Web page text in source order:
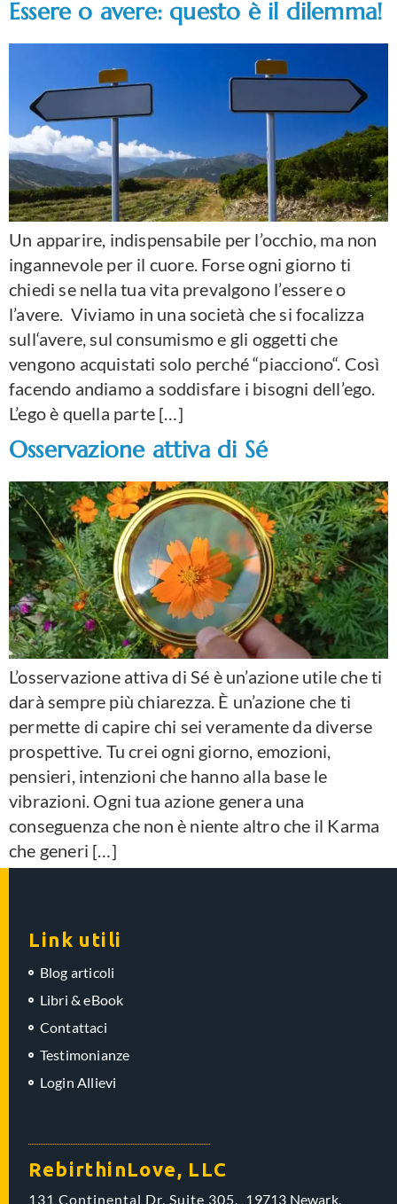
Essere o avere: questo è il dilemma!
Un apparire, indispensabile per l’occhio, ma non
ingannevole per il cuore. Forse ogni giorno ti
chiedi se nella tua vita prevalgono l’essere o
l’avere. Viviamo in una società che si focalizza
sull‘avere, sul consumismo e gli oggetti che
vengono acquistati solo perché “piacciono“. Così
facendo andiamo a soddisfare i bisogni dell’ego.
L’ego è quella parte […]
Osservazione attiva di Sé
L’osservazione attiva di Sé è un’azione utile che ti
darà sempre più chiarezza. È un’azione che ti
permette di capire chi sei veramente da diverse
prospettive. Tu crei ogni giorno, emozioni,
pensieri, intenzioni che hanno alla base le
vibrazioni. Ogni tua azione genera una
conseguenza che non è niente altro che il Karma
che generi […]
Link utili
Blog articoli
Libri & eBook
Contattaci
Testimonianze
Login Allievi
RebirthinLove, LLC
131 Continental Dr, Suite 305, 19713 Newark,